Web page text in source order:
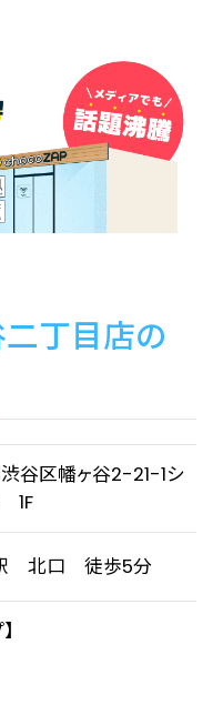
丁目店の
谷区幡ヶ谷2-21-1シ
1F
北口 徒歩5分